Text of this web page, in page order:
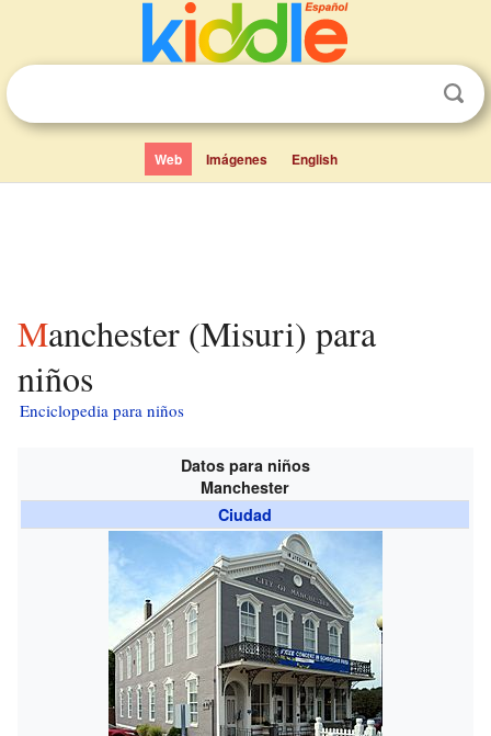
Web Imágenes English
Manchester (Misuri) para
niños
Enciclopedia para niños
Datos para niños
Manchester
Ciudad